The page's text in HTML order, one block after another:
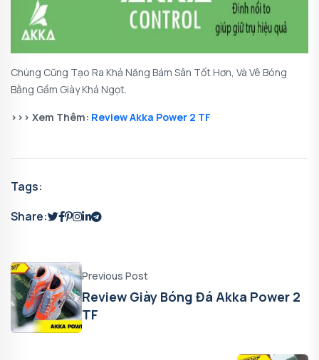
Chúng Cũng Tạo Ra Khả Năng Bám Sân Tốt Hơn, Và Vê Bóng
Bằng Gầm Giày Khá Ngọt.
>>> Xem Thêm: Review Akka Power 2 TF
Tags:
Share:
Previous Post
Review Giày Bóng Đá Akka Power 2
TF